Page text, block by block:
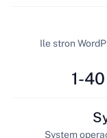
1-40
Ile stron
System